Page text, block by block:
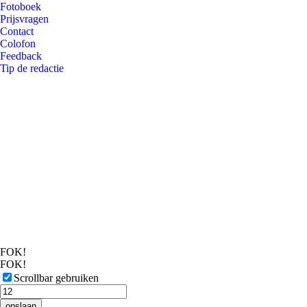
Fotoboek
Prijsvragen
Contact
Colofon
Feedback
Tip de redactie
FOK!
FOK!
Scrollbar gebruiken